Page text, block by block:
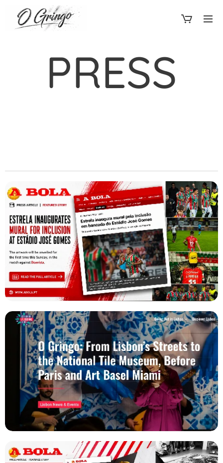
PRESS